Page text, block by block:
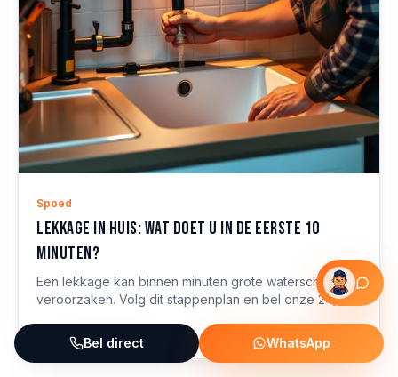
Spoed
Lekkage in huis: wat doet u in de eerste 10
minuten?
Een lekkage kan binnen minuten grote waterschade
veroorzaken. Volg dit stappenplan en bel onze 24/7
Bel direct
WhatsApp